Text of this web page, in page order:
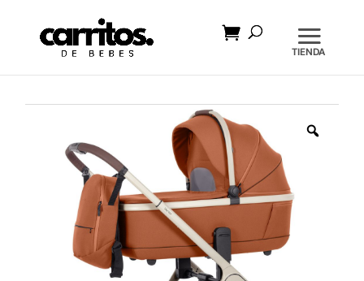
productos